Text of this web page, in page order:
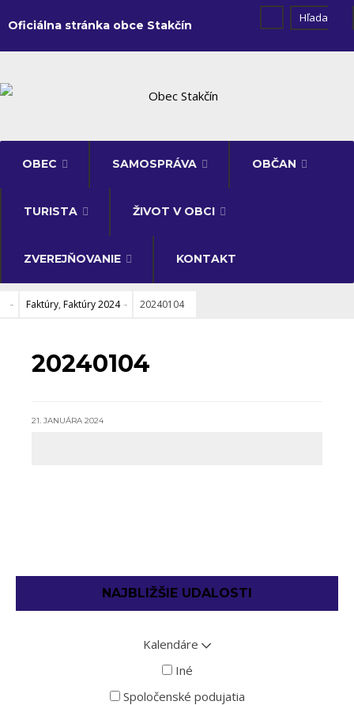
Oficiálna stránka obce Stakčín
OBEC SAMOSPRÁVA OBČAN
TURISTA ŽIVOT V OBCI
ZVEREJŇOVANIE KONTAKT
Faktúry, Faktúry 2024 20240104
20240104
21. JANUÁRA 2024
NAJBLIŽŠIE UDALOSTI
Kalendáre
Iné
Spoločenské podujatia